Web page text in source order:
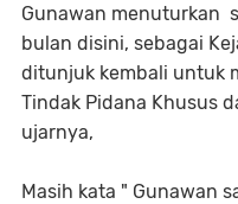
Gunawan menuturkan
bulan disini, sebagai
ditunjuk kembali untuk
Tindak Pidana Khusus
ujarnya,
Masih kata " Gunawan